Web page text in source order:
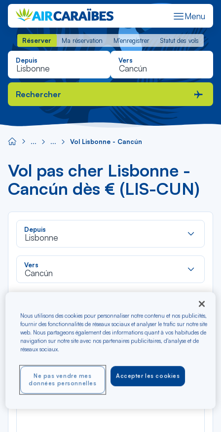
Menu
Réserver Ma réservation M'enregistrer Statut des vols
Réserver Ma réservation M'enregistrer Statut des vols
Depuis Vers
Rechercher
Vol Lisbonne - Cancún
Vol pas cher Lisbonne -
Cancún dès € (LIS-CUN)
Depuis
Lisbonne
Vers
Cancún
liste
Aller-Retour Aller simple
Filtrer Vider
Précédent
AOÛ 2026
N/A*
Aller / Retour — Économique
Nous utilisons des cookies pour personnaliser notre contenu et nos publicités,
fournir des fonctionnalités de réseaux sociaux et analyser le trafic sur notre site
web. Nous partageons également des informations quant à vos habitudes de
navigation sur notre site avec nos partenaires publicitaires, d'analyse et de
réseaux sociaux.
Accepter les cookies
Ne pas vendre mes
données personnelles